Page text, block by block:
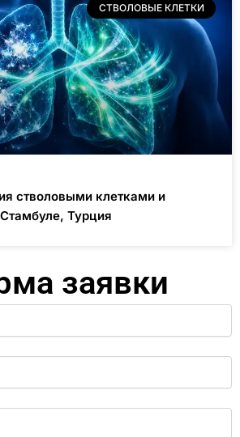
СТВОЛОВЫЕ КЛЕТКИ
стволовыми клетками и
Турция
заявки